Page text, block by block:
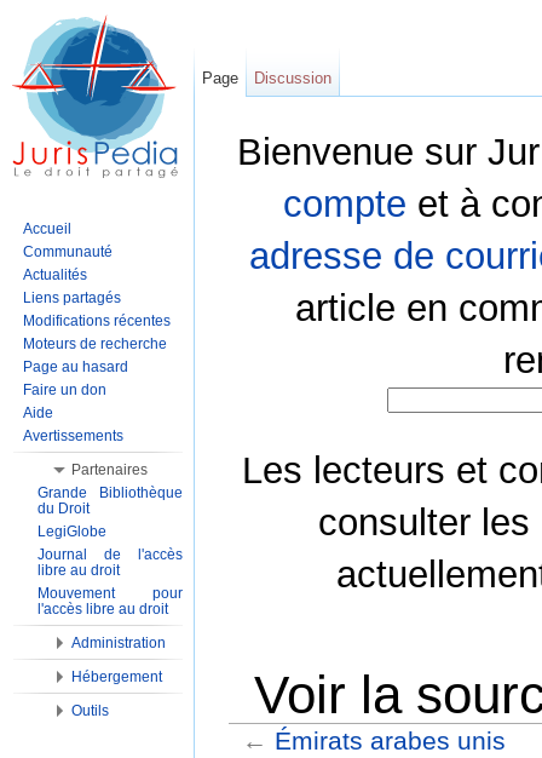
Bienvenue sur
compte et à
adresse de
article en
Les lecteurs et
consulter les
Voir la
← Émirats arabes unis
Page Discussion
Accueil
Communauté
Actualités
Liens partagés
Modifications récentes
Moteurs de recherche
Page au hasard
Faire un don
Aide
Avertissements
Partenaires
Grande Bibliothèque
du Droit
LegiGlobe
Journal de l'accès
libre au droit
Mouvement pour
l'accès libre au droit
Administration
Hébergement
Outils